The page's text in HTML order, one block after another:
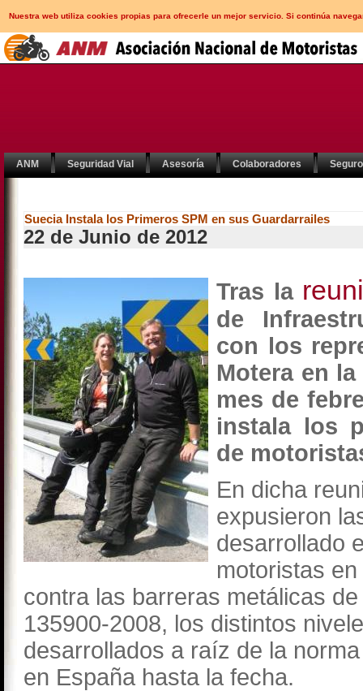
Nuestra web utiliza cookies propias para ofrecerle un mejor servicio. Si continúa
ANM Seguridad Vial Asesoría Colaboradores
Suecia Instala los Primeros SPM en sus Guardarrailes
22 de Junio de 2012
Tras la
de
con los
Motera en
mes de
instala los
de
En dicha
expusieron
desarrollado
motoristas
contra las barreras metálicas
135900-2008, los distintos
desarrollados a raíz de la
en España hasta la fecha.